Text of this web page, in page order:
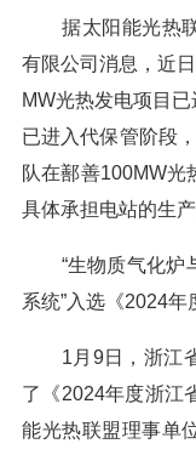
据太阳能光热联
有限公司消息，近
MW光热发电项目
已进入代保管阶段
队在鄯善100MW光
具体承担电站的生
“生物质气化炉与
系统”入选《2024年
1月9日，浙江省
了《2024年度浙江
能光热联盟理事单